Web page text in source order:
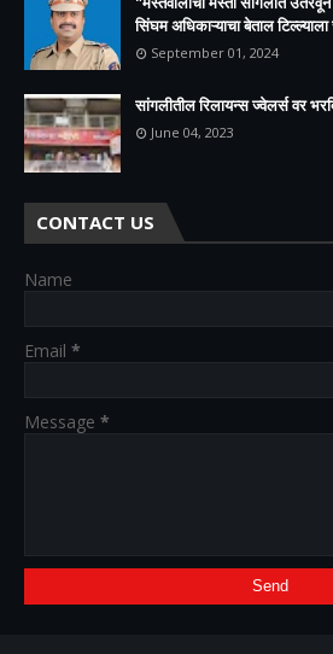
सिंघम अधिकाऱ्याचा बेताल
September 01, 2024
सांगलीतील रिलायन्स ज्वेलर्स वर
June 04, 2023
CONTACT US
Name
Email *
Message *